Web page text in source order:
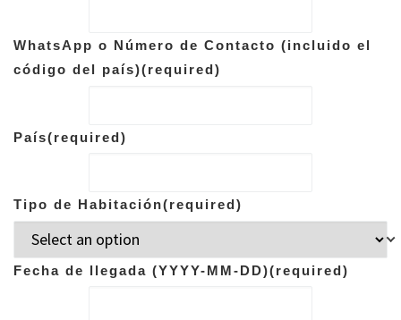
WhatsApp o Número de Contacto (incluido el
código del país)(required)
País(required)
Tipo de Habitación(required)
Fecha de llegada (YYYY-MM-DD)(required)